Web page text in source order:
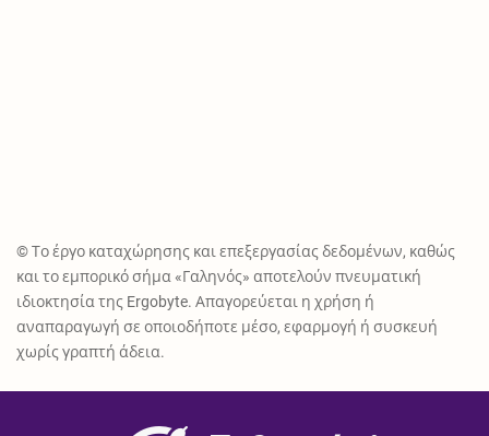
© Το έργο καταχώρησης και επεξεργασίας δεδομένων, καθώς
και το εμπορικό σήμα «Γαληνός» αποτελούν πνευματική
ιδιοκτησία της Ergobyte. Απαγορεύεται η χρήση ή
αναπαραγωγή σε οποιοδήποτε μέσο, εφαρμογή ή συσκευή
χωρίς γραπτή άδεια.